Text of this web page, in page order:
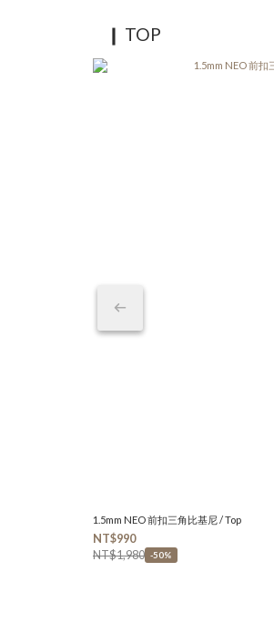
❙ TOP
1.5mm NEO 前扣三角比基尼 / Top
NT$990
NT$1,980 -50%